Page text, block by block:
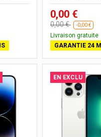
0,00 €
0,00 € -0,00 €
Livraison gratuite
GARANTIE 24
EN EXCLU